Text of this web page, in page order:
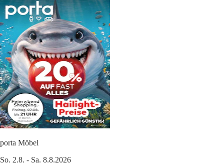
porta Möbel
So. 2.8. - Sa. 8.8.2026